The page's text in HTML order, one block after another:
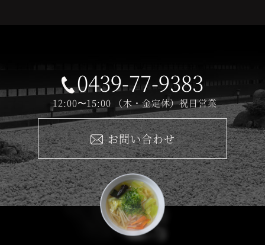
0439-77-9383
12:00〜15:00 （木・金定休）祝日営業
お問い合わせ